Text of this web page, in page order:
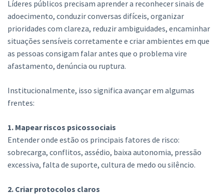
Líderes públicos precisam aprender a reconhecer sinais de
adoecimento, conduzir conversas difíceis, organizar
prioridades com clareza, reduzir ambiguidades, encaminhar
situações sensíveis corretamente e criar ambientes em que
as pessoas consigam falar antes que o problema vire
afastamento, denúncia ou ruptura.
Institucionalmente, isso significa avançar em algumas
frentes:
1. Mapear riscos psicossociais
Entender onde estão os principais fatores de risco:
sobrecarga, conflitos, assédio, baixa autonomia, pressão
excessiva, falta de suporte, cultura de medo ou silêncio.
2. Criar protocolos claros